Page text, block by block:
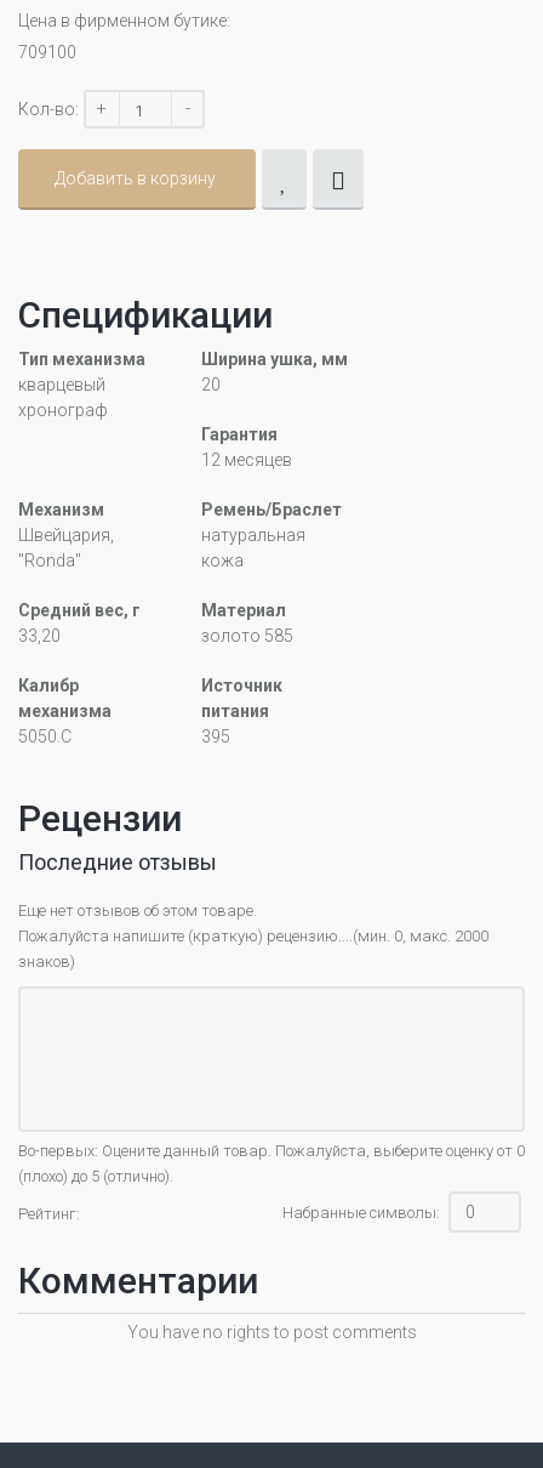
Цена в фирменном бутике:
709100
Кол-во: + -
Добавить в корзину
Спецификации
Тип механизма
кварцевый
хронограф
Ширина ушка, мм
20
Гарантия
12 месяцев
Механизм
Швейцария,
"Ronda"
Ремень/Браслет
натуральная
кожа
Средний вес, г
33,20
Материал
золото 585
Калибр
механизма
5050.С
Источник
питания
395
Рецензии
Последние отзывы
Еще нет отзывов об этом товаре.
Пожалуйста напишите (краткую) рецензию....(мин. 0, макс. 2000
знаков)
Во-первых: Оцените данный товар. Пожалуйста, выберите оценку от 0
(плохо) до 5 (отлично).
Рейтинг: Набранные символы:
Комментарии
You have no rights to post comments